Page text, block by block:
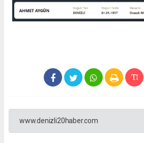
www.denizli20haber.com